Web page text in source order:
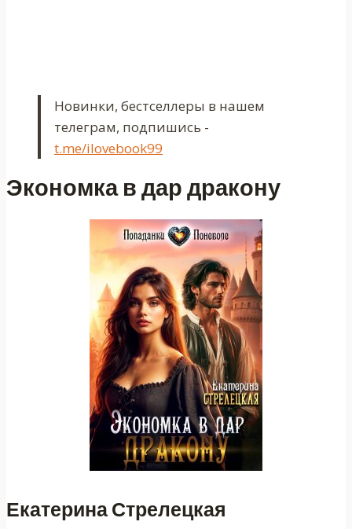
Новинки, бестселлеры в нашем
телеграм, подпишись -
t.me/ilovebook99
Экономка в дар дракону
Екатерина Стрелецкая